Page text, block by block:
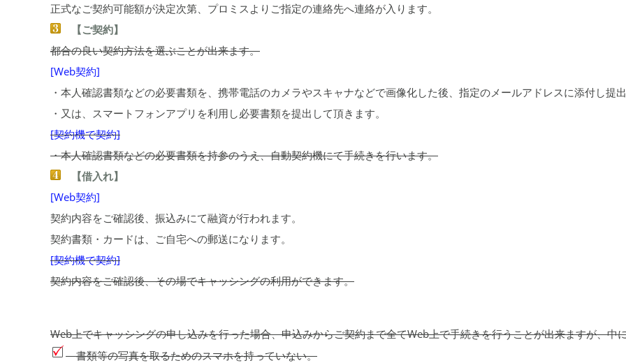
正式なご契約可能額が決定次第、プロミスよりご指定の連絡先へ連絡が入ります。
【ご契約】
都合の良い契約方法を選ぶことが出来ます。
[Web契約]
・本人確認書類などの必要書類を、携帯電話のカメラやスキャナなどで画像化した後、指定のメールアドレスに添付し提出
・又は、スマートフォンアプリを利用し必要書類を提出して頂きます。
[契約機で契約]
・本人確認書類などの必要書類を持参のうえ、自動契約機にて手続きを行います。
【借入れ】
[Web契約]
契約内容をご確認後、振込みにて融資が行われます。
契約書類・カードは、ご自宅への郵送になります。
[契約機で契約]
契約内容をご確認後、その場でキャッシングの利用ができます。
Web上でキャッシングの申し込みを行った場合、申込みからご契約まで全てWeb上で手続きを行うことが出来ますが、中
書類等の写真を取るためのスマホを持っていない。